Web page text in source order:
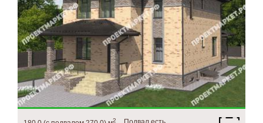
2